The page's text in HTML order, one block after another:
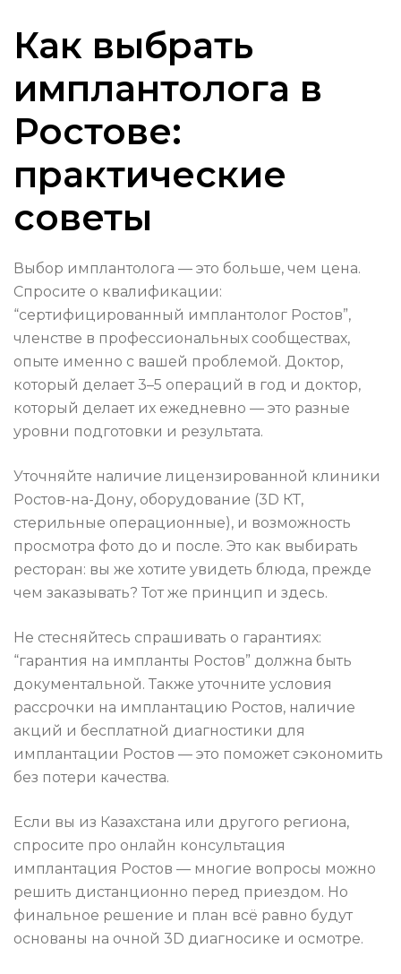
Как выбрать
имплантолога в
Ростове:
практические
советы
Выбор имплантолога — это больше, чем цена.
Спросите о квалификации:
“сертифицированный имплантолог Ростов”,
членстве в профессиональных сообществах,
опыте именно с вашей проблемой. Доктор,
который делает 3–5 операций в год и доктор,
который делает их ежедневно — это разные
уровни подготовки и результата.
Уточняйте наличие лицензированной клиники
Ростов-на-Дону, оборудование (3D КТ,
стерильные операционные), и возможность
просмотра фото до и после. Это как выбирать
ресторан: вы же хотите увидеть блюда, прежде
чем заказывать? Тот же принцип и здесь.
Не стесняйтесь спрашивать о гарантиях:
“гарантия на импланты Ростов” должна быть
документальной. Также уточните условия
рассрочки на имплантацию Ростов, наличие
акций и бесплатной диагностики для
имплантации Ростов — это поможет сэкономить
без потери качества.
Если вы из Казахстана или другого региона,
спросите про онлайн консультация
имплантация Ростов — многие вопросы можно
решить дистанционно перед приездом. Но
финальное решение и план всё равно будут
основаны на очной 3D диагносике и осмотре.